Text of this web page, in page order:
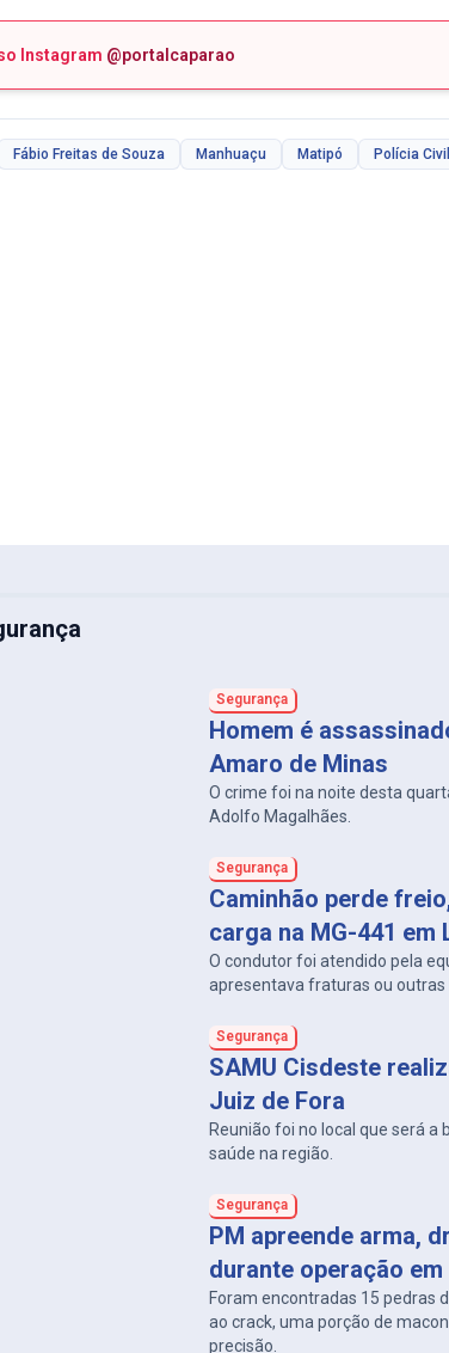
Instagram @portalcaparao
Fábio Freitas de Souza Manhuaçu Matipó Polícia Civil
Segurança
Homem é
Amaro de Minas
O crime foi na noite desta
Adolfo Magalhães.
Segurança
Caminhão perde
carga na MG-441 em
O condutor foi atendido pela
apresentava fraturas ou outras
Segurança
SAMU Cisdeste
Juiz de Fora
Reunião foi no local que será a
saúde na região.
Segurança
PM apreende arma,
durante operação em
Foram encontradas 15 pedras
ao crack, uma porção de
precisão.